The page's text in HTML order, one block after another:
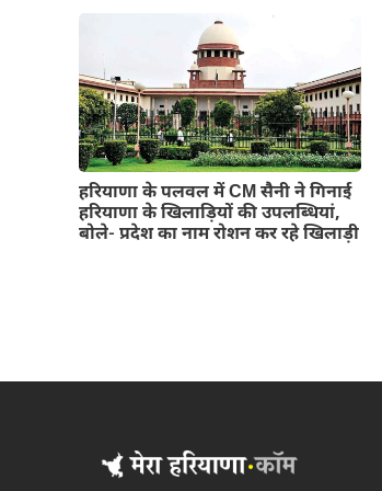
हरियाणा के पलवल में CM सैनी ने गिनाई
हरियाणा के खिलाड़ियों की उपलब्धियां,
बोले- प्रदेश का नाम रोशन कर रहे खिलाड़ी